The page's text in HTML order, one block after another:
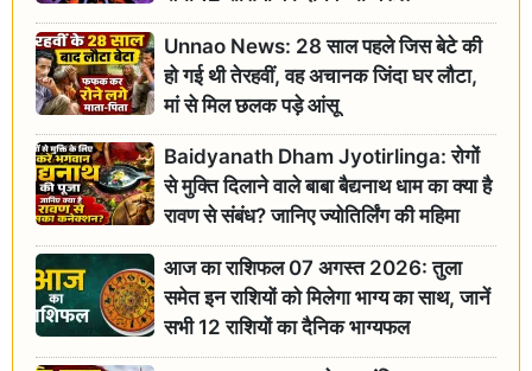
Unnao News: 28 साल पहले जिस बेटे की
हो गई थी तेरहवीं, वह अचानक जिंदा घर लौटा,
मां से मिल छलक पड़े आंसू
Baidyanath Dham Jyotirlinga: रोगों
से मुक्ति दिलाने वाले बाबा बैद्यनाथ धाम का क्या है
रावण से संबंध? जानिए ज्योतिर्लिंग की महिमा
आज का राशिफल 07 अगस्त 2026: तुला
समेत इन राशियों को मिलेगा भाग्य का साथ, जानें
सभी 12 राशियों का दैनिक भाग्यफल